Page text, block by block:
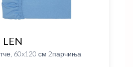
LEN
60x120 см 2парчиња